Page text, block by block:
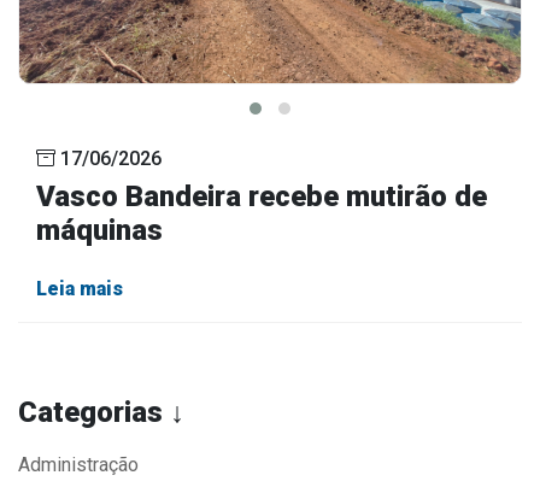
Categorias ↓
Administração
17/06/2026
Vasco Bandeira recebe mutirão de
máquinas
Leia mais